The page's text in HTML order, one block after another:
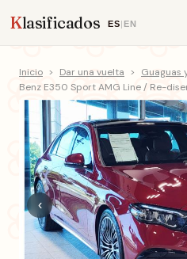
Klasificados ES| EN
Inicio > Dar una vuelta > Guaguas
Benz E350 Sport AMG Line / Re-
‹